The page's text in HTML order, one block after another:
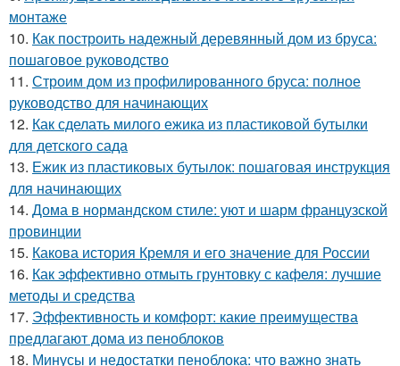
монтаже
10. Как построить надежный деревянный дом из бруса:
пошаговое руководство
11. Строим дом из профилированного бруса: полное
руководство для начинающих
12. Как сделать милого ежика из пластиковой бутылки
для детского сада
13. Ежик из пластиковых бутылок: пошаговая инструкция
для начинающих
14. Дома в нормандском стиле: уют и шарм французской
провинции
15. Какова история Кремля и его значение для России
16. Как эффективно отмыть грунтовку с кафеля: лучшие
методы и средства
17. Эффективность и комфорт: какие преимущества
предлагают дома из пеноблоков
18. Минусы и недостатки пеноблока: что важно знать